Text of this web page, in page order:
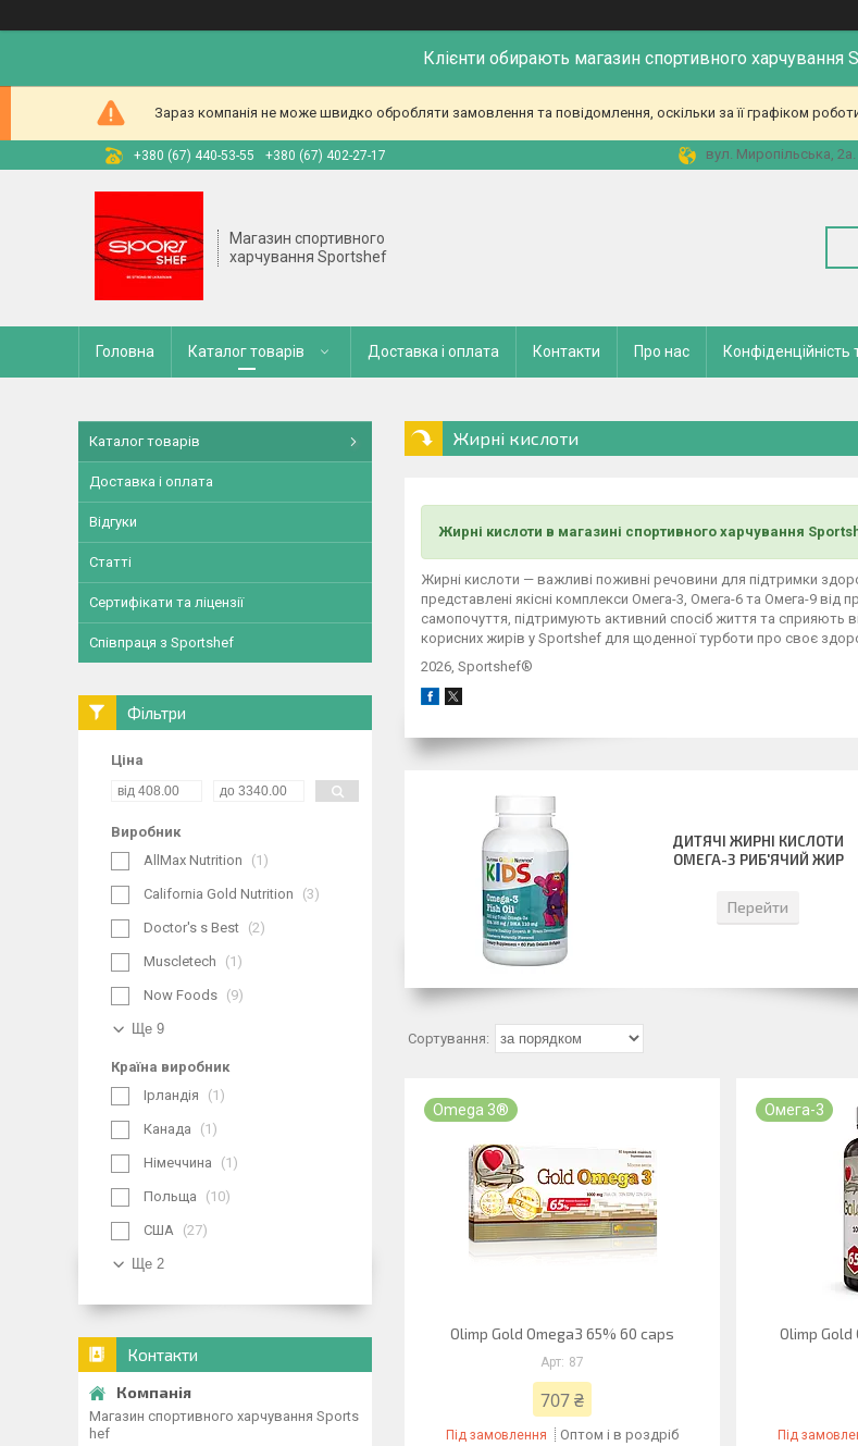
Клієнти обирають магазин спортивного харчування
Зараз компанія не може швидко обробляти замовлення та повідомлення, оскільки за її графіком
+380 (67) 440-53-55 +380 (67) 402-27-17 вул. Миропільська,
Магазин спортивного
харчування Sportshef
Головна Каталог товарів Доставка і оплата Контакти Про нас
Жирні кислоти
Жирні кислоти в магазині спортивного харчування
Жирні кислоти — важливі поживні речовини для підтримки
представлені якісні комплекси Омега-3, Омега-6 та Омега-9
самопочуття, підтримують активний спосіб життя та сприяють
корисних жирів у Sportshef для щоденної турботи про своє
2026, Sportshef®
ДИТЯЧІ ЖИРНІ КИСЛОТИ
ОМЕГА-3 РИБ'ЯЧИЙ ЖИР
Перейти
Omega 3®
Olimp Gold Omega3 65% 60 caps
87
707 ₴
Під замовлення Оптом і в роздріб
Омега-3
Olimp Gold
Під
Каталог товарів
Доставка і оплата
Відгуки
Статті
Сертифікати та ліцензії
Співпраця з Sportshef
Фільтри
Ціна
Виробник
AllMax Nutrition
1
California Gold Nutrition 3
Doctor's s Best 2
Muscletech 1
Now Foods 9
Ще 9
Країна виробник
Ірландія
1
Канада 1
Німеччина 1
Польща 10
США 27
Ще 2
Контакти
Магазин спортивного харчування Sports
hef